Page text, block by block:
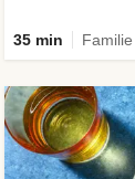
35 min